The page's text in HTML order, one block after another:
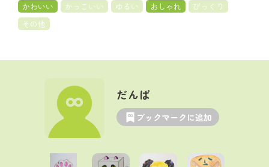
かわいい
かっこいい ゆるい おしゃれ
びっくり
その他
だんぱ
ブックマークに追加